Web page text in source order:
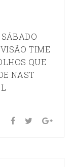
TIME
QUE
NAST